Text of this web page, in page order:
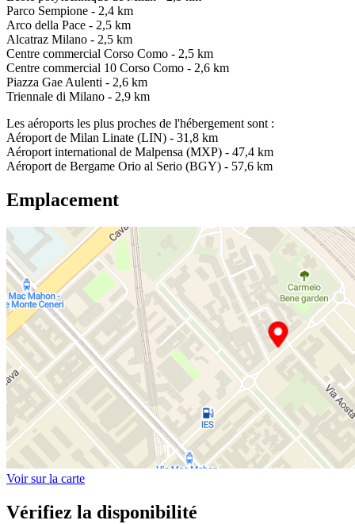
Parco Sempione - 2,4 km
Arco della Pace - 2,5 km
Alcatraz Milano - 2,5 km
Centre commercial Corso Como - 2,5 km
Centre commercial 10 Corso Como - 2,6 km
Piazza Gae Aulenti - 2,6 km
Triennale di Milano - 2,9 km
Les aéroports les plus proches de l'hébergement sont :
Aéroport de Milan Linate (LIN) - 31,8 km
Aéroport international de Malpensa (MXP) - 47,4 km
Aéroport de Bergame Orio al Serio (BGY) - 57,6 km
Emplacement
Voir sur la carte
Vérifiez la disponibilité